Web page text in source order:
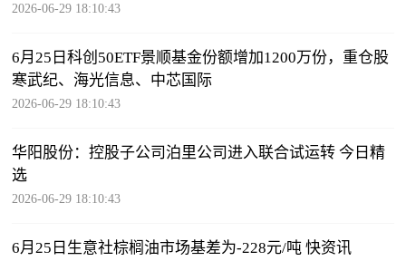
2026-06-29 18:10:43
6月25日科创50ETF景顺基金份额增加1200万份，重仓股
寒武纪、海光信息、中芯国际
2026-06-29 18:10:43
华阳股份：控股子公司泊里公司进入联合试运转 今日精
选
2026-06-29 18:10:43
6月25日生意社棕榈油市场基差为-228元/吨 快资讯